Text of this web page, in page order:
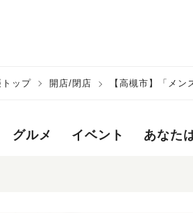
トップ 開店/閉店 【高槻市】「メ
グルメ イベント あなた